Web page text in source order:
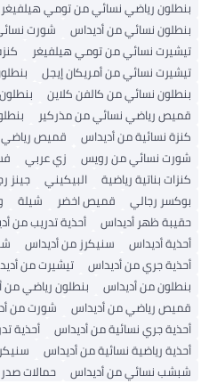
بنطلون رياضي نسائي من تومي هيلفيغر
بنطلون نسائي من أديداس
شورت
تيشيرت نسائي من تومي هيلفيغر
تيشيرت نسائي من أمريكان إيجل
بنطلون نسائي من كالفن كلاين
قميص رياضي نسائي من مذركير
كنزة نسائية من أديداس
قميص رياضي
شورت نسائي من رويس
زي عربي
كنزات بناتية رياضية
البيكيني
جينز
بوكسر رجالي
قميص اخضر شيلة
حقيبة ظهر أديداس
أحذية تدريب من
أحذية أديداس
سنيكرز من أديداس
أحذية جري من أديداس
تيشيرت من
بنطلون من أديداس
بنطلون رياضي من
قميص رياضي من أديداس
شورت من
أحذية جري نسائية من أديداس
أحذية
أحذية رياضية نسائية من أديداس
شبشب نسائي من أديداس
حمالات